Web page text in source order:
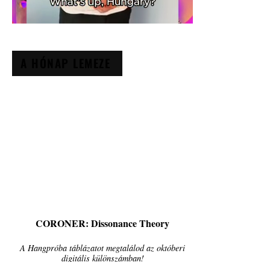
CORONER: Dissonance Theory
A Hangpróba táblázatot megtalálod az októberi
digitális különszámban!